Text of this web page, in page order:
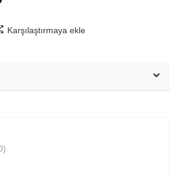
Karşılaştırmaya ekle